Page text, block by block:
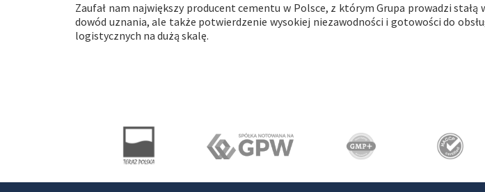
Zaufał nam największy producent cementu w Polsce, z którym Grupa prowadzi stałą
dowód uznania, ale także potwierdzenie wysokiej niezawodności i gotowości do
logistycznych na dużą skalę.